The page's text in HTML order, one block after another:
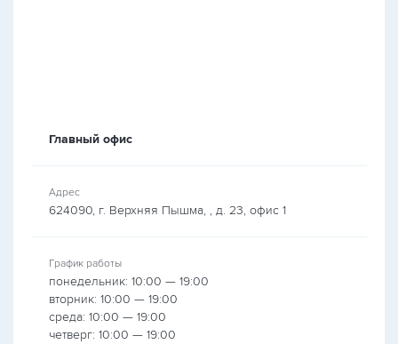
Главный офис
Адрес
624090, г. Верхняя Пышма, , д. 23, офис 1
График работы
понедельник: 10:00 — 19:00
вторник: 10:00 — 19:00
среда: 10:00 — 19:00
четверг: 10:00 — 19:00